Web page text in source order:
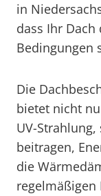
in
dass Ihr
Bedingungen
Die
bietet nicht
UV-
beitragen,
die
regelmäßigen